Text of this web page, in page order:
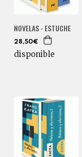
NOVELAS - ESTUCHE
28,50€
disponible